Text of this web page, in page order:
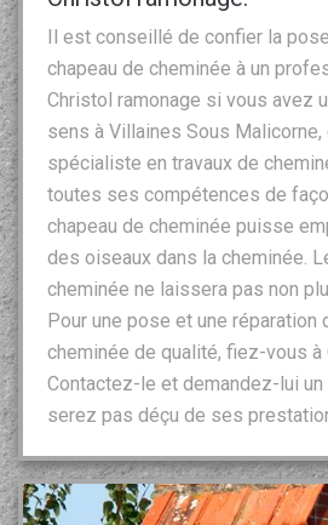
Il est conseillé de confier la
chapeau de cheminée à un
Christol ramonage si vous avez
sens à Villaines Sous Malicorne,
spécialiste en travaux de
toutes ses compétences de
chapeau de cheminée puisse
des oiseaux dans la cheminée.
cheminée ne laissera pas non
Pour une pose et une réparation
cheminée de qualité, fiez-vous à
Contactez-le et demandez-lui un
serez pas déçu de ses